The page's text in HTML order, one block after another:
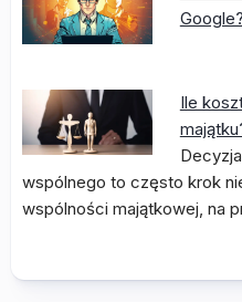
Google?
Ile
wspólnego to często krok
wspólności majątkowej, na